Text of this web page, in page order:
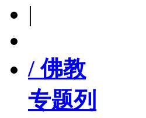
|
/ 佛教
专题列